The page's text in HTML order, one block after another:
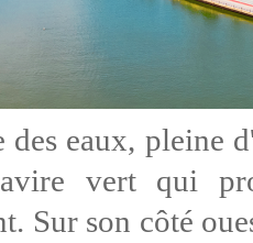
des eaux, pleine
vert qui
Sur son côté